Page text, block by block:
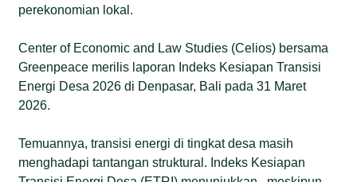
perekonomian lokal.
Center of Economic and Law Studies (Celios) bersama
Greenpeace merilis laporan Indeks Kesiapan Transisi
Energi Desa 2026 di Denpasar, Bali pada 31 Maret
2026.
Temuannya, transisi energi di tingkat desa masih
menghadapi tantangan struktural. Indeks Kesiapan